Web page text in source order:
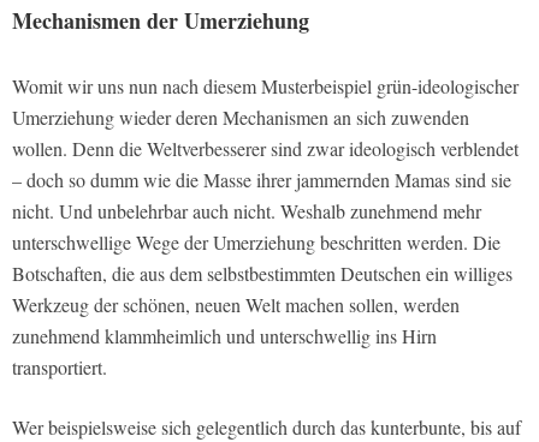
Mechanismen der Umerziehung
Womit wir uns nun nach diesem Musterbeispiel grün-ideologischer
Umerziehung wieder deren Mechanismen an sich zuwenden
wollen. Denn die Weltverbesserer sind zwar ideologisch verblendet
– doch so dumm wie die Masse ihrer jammernden Mamas sind sie
nicht. Und unbelehrbar auch nicht. Weshalb zunehmend mehr
unterschwellige Wege der Umerziehung beschritten werden. Die
Botschaften, die aus dem selbstbestimmten Deutschen ein williges
Werkzeug der schönen, neuen Welt machen sollen, werden
zunehmend klammheimlich und unterschwellig ins Hirn
transportiert.
Wer beispielsweise sich gelegentlich durch das kunterbunte, bis auf